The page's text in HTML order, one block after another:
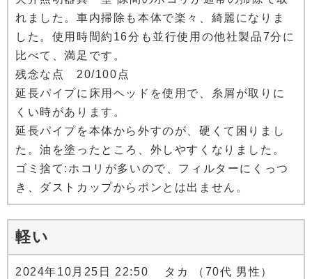
れました。車内掃除も本体で楽々、綺麗になりま
した。使用時間約16分も並行使用の他社製品7分に
比べて、満足です。
残念な点 20/100点
延長パイプに床用ヘッドを使用で、糸屑が取りに
くい時があります。
延長パイプを本体から外すのが、硬くて困りまし
た。油を塗ったところ、外しやすくなりました。
ゴミ捨て:ホコリが多いので、フィルターにくっつ
き、ダストカップからポンとは出ません。
軽い
2024年10月25日 22:50 タカ （70代 男性）